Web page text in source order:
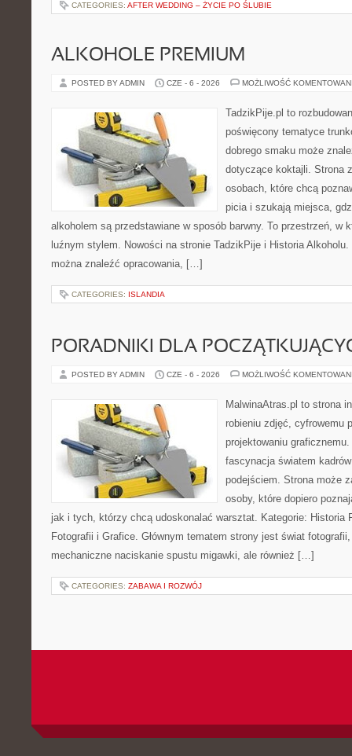
CATEGORIES: AFTER WEDDING – ŻYCIE PO ŚLUBIE
ALKOHOLE PREMIUM
POSTED BY ADMIN CZE - 6 - 2026 MOŻLIWOŚĆ
TadzikPije.pl to
poświęcony tematyce
dobrego smaku może
dotyczące koktajli. Strona
osobach, które chcą
picia i szukają miejsca,
alkoholem są przedstawiane w sposób barwny. To przestrzeń, w
luźnym stylem. Nowości na stronie TadzikPije i Historia
można znaleźć opracowania, […]
CATEGORIES: ISLANDIA
PORADNIKI DLA
POSTED BY ADMIN CZE - 6 - 2026 MOŻLIWOŚĆ
MalwinaAtras.pl to strona
robieniu zdjęć, cyfrowemu
projektowaniu
fascynacja światem
podejściem. Strona może
osoby, które dopiero
jak i tych, którzy chcą udoskonalać warsztat. Kategorie: Historia
Fotografii i Grafice. Głównym tematem strony jest świat
mechaniczne naciskanie spustu migawki, ale również […]
CATEGORIES: ZABAWA I ROZWÓJ